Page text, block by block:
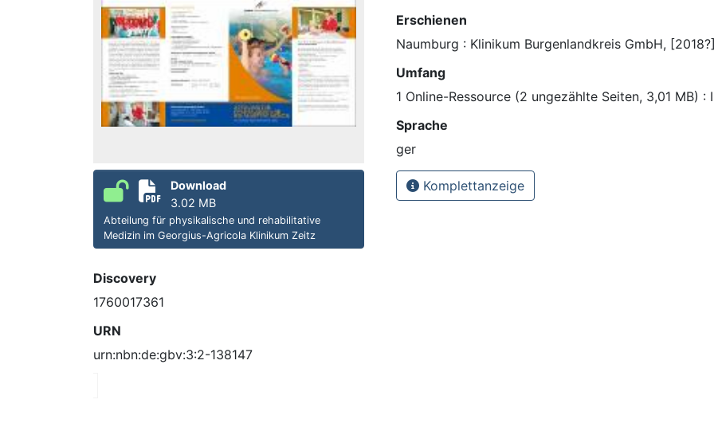
Download
3.02 MB
Abteilung für physikalische und rehabilitative
Medizin im Georgius-Agricola Klinikum Zeitz
Discovery
1760017361
URN
urn:nbn:de:gbv:3:2-138147
Erschienen
Naumburg : Klinikum Burgenlandkreis GmbH, [2018?]
Umfang
1 Online-Ressource (2 ungezählte Seiten, 3,01 MB) :
Sprache
ger
Komplettanzeige